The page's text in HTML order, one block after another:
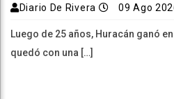
Diario De Rivera 09 Ago
Luego de 25 años, Huracán ganó
quedó con una […]